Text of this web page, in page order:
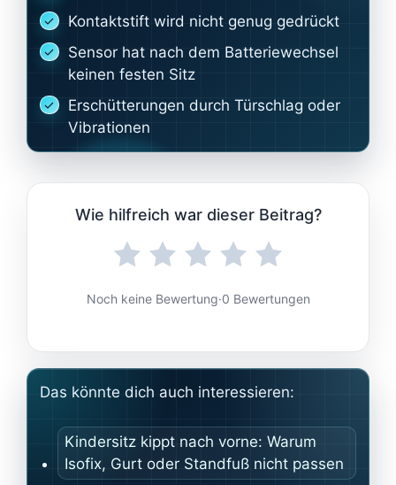
Kontaktstift wird nicht genug gedrückt
Sensor hat nach dem Batteriewechsel
keinen festen Sitz
Erschütterungen durch Türschlag oder
Vibrationen
Wie hilfreich war dieser Beitrag?
Noch keine Bewertung·0 Bewertungen
Das könnte dich auch interessieren:
Kindersitz kippt nach vorne: Warum
Isofix, Gurt oder Standfuß nicht passen